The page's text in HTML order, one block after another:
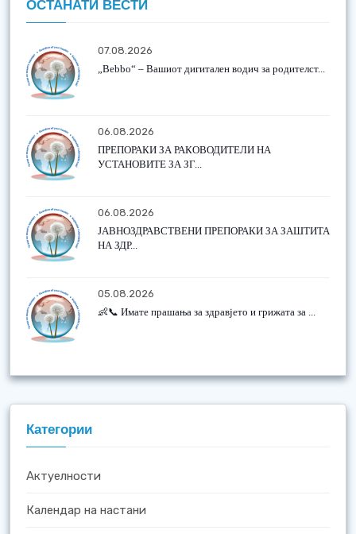
ОСТАНАТИ ВЕСТИ
07.08.2026
„Bebbo“ – Вашиот дигитален водич за родителст...
06.08.2026
ПРЕПОРАКИ ЗА РАКОВОДИТЕЛИ НА
УСТАНОВИТЕ ЗА ЗГ...
06.08.2026
ЈАВНОЗДРАВСТВЕНИ ПРЕПОРАКИ ЗА ЗАШТИТА
НА ЗДР...
05.08.2026
👶📞 Имате прашања за здравјето и грижата за ...
Категории
Актуелности
Календар на настани